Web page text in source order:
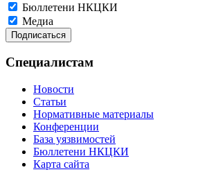
Бюллетени НКЦКИ
Медиа
Специалистам
Новости
Статьи
Нормативные материалы
Конференции
База уязвимостей
Бюллетени НКЦКИ
Карта сайта